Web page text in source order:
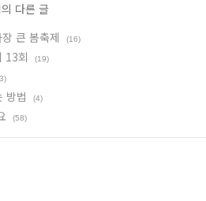
다른 글
큰 봄축제
(16)
13회 (19)
방법 (4)
(58)